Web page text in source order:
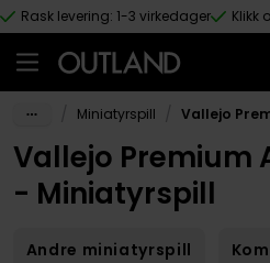
Hopp til hovedinnhold
Rask levering: 1-3 virkedager Klikk
Miniatyrspill Vallejo
Vallejo Premium
- Miniatyrspill
Andre miniatyrspill